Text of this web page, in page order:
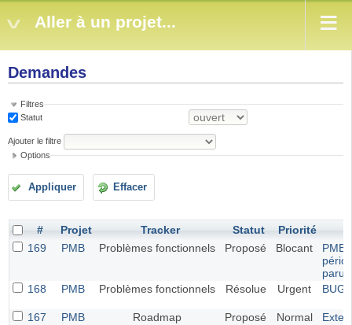
Aller à un projet...
Demandes
Filtres
Statut
Ajouter le filtre
Options
Appliquer Effacer
# Projet Tracker Statut
Priorité
169
PMB Problèmes fonctionnels Proposé Blocant
PMB
168
PMB Problèmes fonctionnels Résolue Urgent BUG
167 PMB Roadmap Proposé Normal